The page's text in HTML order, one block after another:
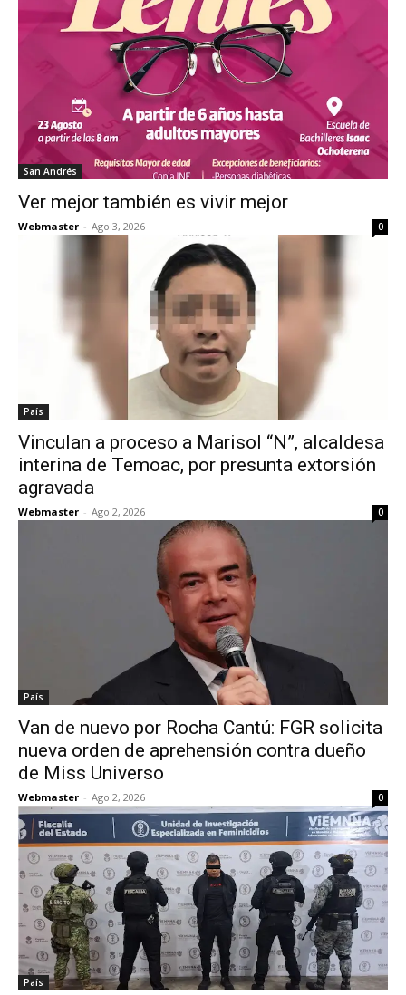
San Andrés
Ver mejor también es vivir mejor
Webmaster - Ago 3, 2026 0
País
Vinculan a proceso a Marisol “N”, alcaldesa
interina de Temoac, por presunta extorsión
agravada
Webmaster - Ago 2, 2026 0
País
Van de nuevo por Rocha Cantú: FGR solicita
nueva orden de aprehensión contra dueño
de Miss Universo
Webmaster - Ago 2, 2026 0
País